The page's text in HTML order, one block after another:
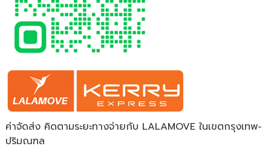
ค่าจัดส่ง คิดตามระยะทางจ่ายกับ LALAMOVE ในเขตกรุงเทพ-
ปริมณฑล